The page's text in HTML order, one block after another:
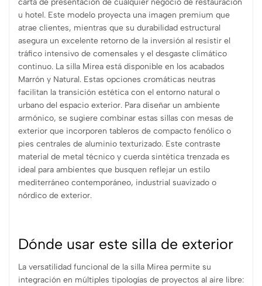
u hotel. Este modelo proyecta una imagen premium que
atrae clientes, mientras que su durabilidad estructural
asegura un excelente retorno de la inversión al resistir el
tráfico intensivo de comensales y el desgaste climático
continuo. La silla Mirea está disponible en los acabados
Marrón y Natural. Estas opciones cromáticas neutras
facilitan la transición estética con el entorno natural o
urbano del espacio exterior. Para diseñar un ambiente
armónico, se sugiere combinar estas sillas con mesas de
exterior que incorporen tableros de compacto fenólico o
pies centrales de aluminio texturizado. Este contraste
material de metal técnico y cuerda sintética trenzada es
ideal para ambientes que busquen reflejar un estilo
mediterráneo contemporáneo, industrial suavizado o
nórdico de exterior.
Dónde usar este silla de exterior
La versatilidad funcional de la silla Mirea permite su
integración en múltiples tipologías de proyectos al aire libre: